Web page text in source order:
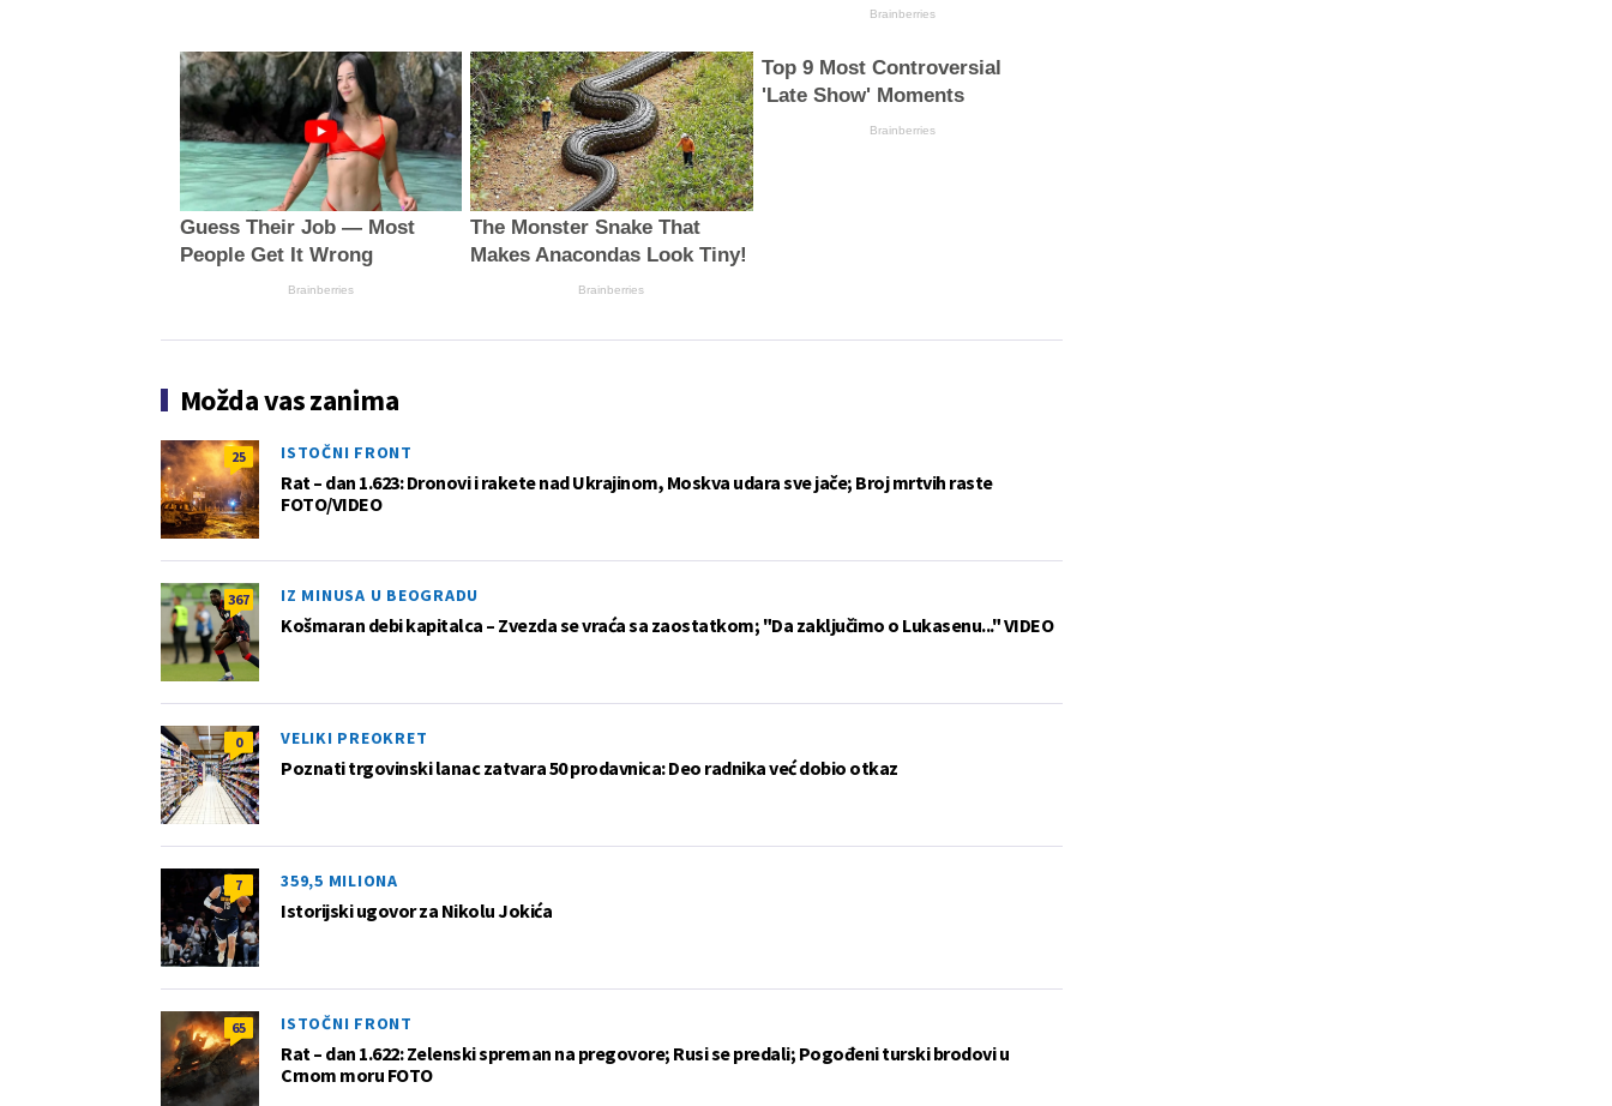
Brainberries
Guess Their Job — Most
People Get It Wrong
Brainberries
The Monster Snake That
Makes Anacondas Look Tiny!
Brainberries
Top 9 Most Controversial
'Late Show' Moments
Brainberries
Možda vas zanima
25 ISTOČNI FRONT
Rat – dan 1.623: Dronovi i rakete nad Ukrajinom, Moskva udara sve jače; Broj mrtvih raste
FOTO/VIDEO
367 IZ MINUSA U BEOGRADU
Košmaran debi kapitalca – Zvezda se vraća sa zaostatkom; "Da zaključimo o Lukasenu..." VIDEO
0 VELIKI PREOKRET
Poznati trgovinski lanac zatvara 50 prodavnica: Deo radnika već dobio otkaz
7 359,5 MILIONA
Istorijski ugovor za Nikolu Jokića
65 ISTOČNI FRONT
Rat – dan 1.622: Zelenski spreman na pregovore; Rusi se predali; Pogođeni turski brodovi u
Crnom moru FOTO